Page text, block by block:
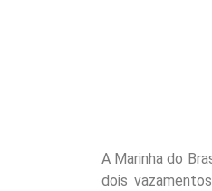
A Marinha do
dois